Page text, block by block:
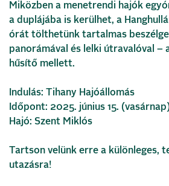
Miközben a menetrendi hajók
a duplájába is kerülhet, a
órát tölthetünk tartalmas
panorámával és lelki útravalóval –
hűsítő mellett.
Indulás: Tihany Hajóállomás
Időpont: 2025. június 15.
Hajó: Szent Miklós
Tartson velünk erre a különleges,
utazásra!